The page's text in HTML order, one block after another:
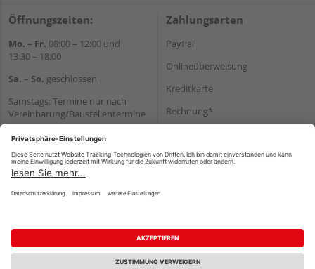
Öffnungszeiten:
Mo. – Fr. 08:00 – 12:00 und
13:30 – 18:00
Sa. – So. geschlossen
Samstags: Termine nur nach
Vereinbarung/Baustellentermine
Wir helfen Ihnen gerne
weiter
Tel.:+49 6062 956180
E-Mail:shop@holzland-seibert.de
Zahlungsarten
PayPal
Onlineüberweisung
Kreditkarte
Rechnung*
Versand
Impressum AGB Widerruf
Datenschutz
Reservierungsbedingungen
Vertrag widerrufen